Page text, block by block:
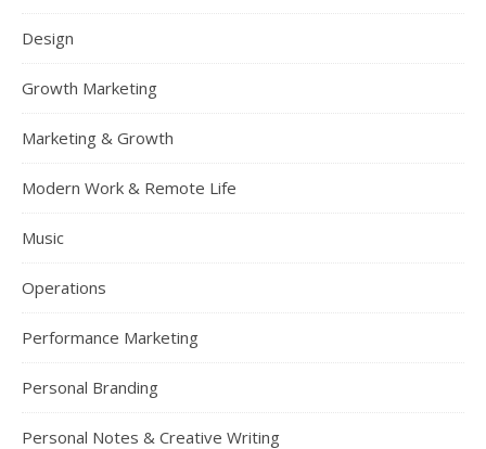
Design
Growth Marketing
Marketing & Growth
Modern Work & Remote Life
Music
Operations
Performance Marketing
Personal Branding
Personal Notes & Creative Writing